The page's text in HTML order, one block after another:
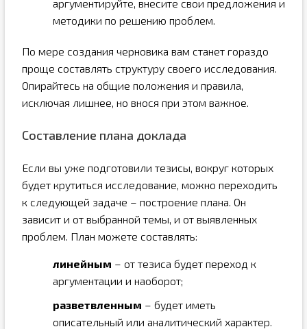
аргументируйте, внесите свои предложения и
методики по решению проблем.
По мере создания черновика вам станет гораздо
проще составлять структуру своего исследования.
Опирайтесь на общие положения и правила,
исключая лишнее, но внося при этом важное.
Составление плана доклада
Если вы уже подготовили тезисы, вокруг которых
будет крутиться исследование, можно переходить
к следующей задаче – построение плана. Он
зависит и от выбранной темы, и от выявленных
проблем. План можете составлять:
линейным – от тезиса будет переход к
аргументации и наоборот;
разветвленным – будет иметь
описательный или аналитический характер.